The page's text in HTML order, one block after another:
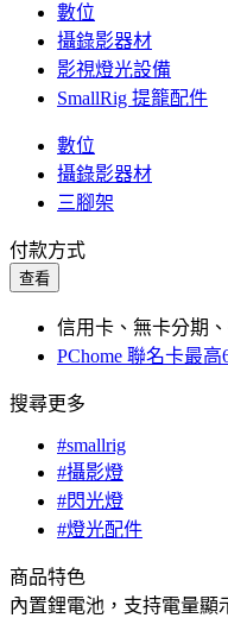
數位
攝錄影器材
影視燈光設備
SmallRig 提籠配件
數位
攝錄影器材
三腳架
付款方式
查看
信用卡、無卡分期
PChome 聯名卡最
搜尋更多
#smallrig
#攝影燈
#閃光燈
#燈光配件
商品特色
內置鋰電池，支持電量顯